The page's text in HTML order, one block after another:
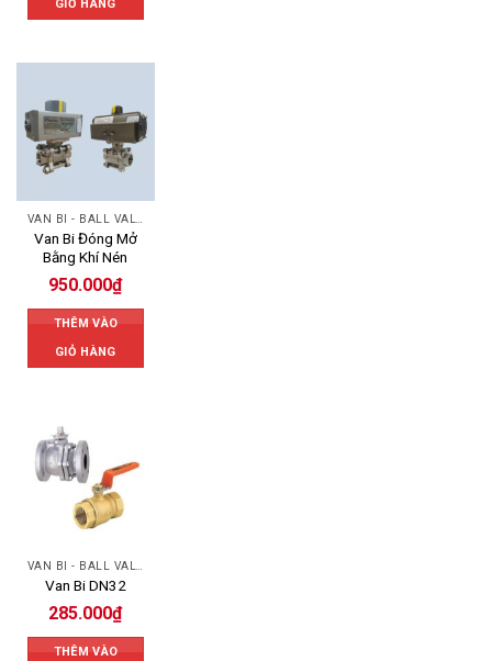
GIỎ HÀNG
Van Bi Đóng Mở
Bằng Khí Nén
950.000₫
THÊM VÀO
GIỎ HÀNG
Van Bi DN32
285.000₫
THÊM VÀO